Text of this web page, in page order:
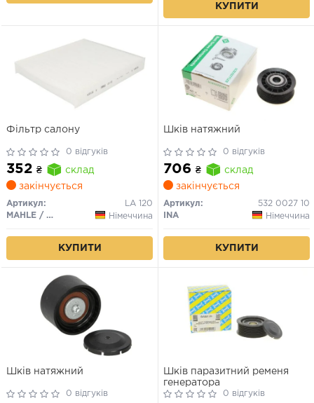
КУПИТИ
Фільтр салону
0 відгуків
352 ₴
склад
закінчується
Артикул:
LA 120
MAHLE / KNECHT
Німеччина
КУПИТИ
Шків натяжний
0 відгуків
706 ₴
склад
закінчується
Артикул:
532 0027 10
INA
Німеччина
КУПИТИ
Шків натяжний
0 відгуків
Шків паразитний ременя
генератора
0 відгуків